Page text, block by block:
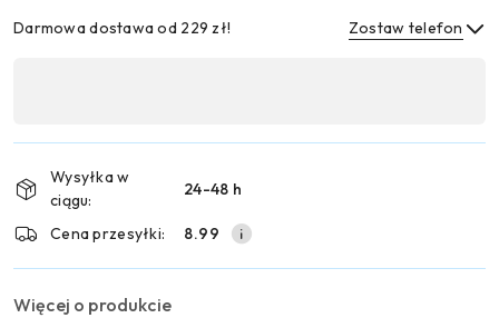
Darmowa dostawa od 229 zł! Zostaw telefon
płatność
dostawa
Wysyłka w
ciągu:
24-48 h
Cena przesyłki: 8.99
Więcej o produkcie